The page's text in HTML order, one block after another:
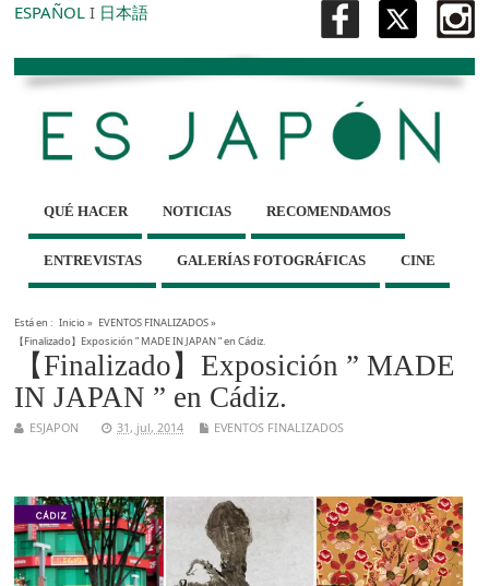
ESPAÑOL I 日本語
QUÉ HACER NOTICIAS RECOMENDAMOS
ENTREVISTAS GALERÍAS FOTOGRÁFICAS CINE
Está en : Inicio» EVENTOS FINALIZADOS»
【Finalizado】Exposición ” MADE IN JAPAN ” en Cádiz.
【Finalizado】Exposición ” MADE
IN JAPAN ” en Cádiz.
ESJAPON 31, jul, 2014 EVENTOS FINALIZADOS